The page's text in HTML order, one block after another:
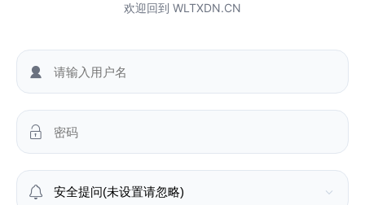
欢迎回到 WLTXDN.CN


